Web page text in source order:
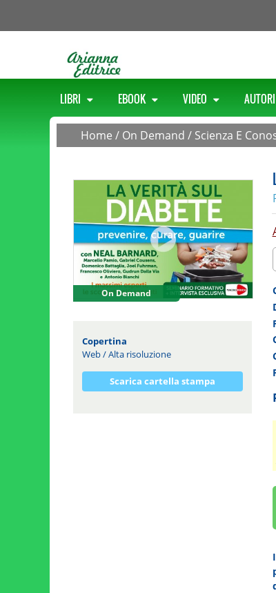
LIBRI EBOOK VIDEO AUTORI
Home / On Demand / Scienza E
On Demand
Copertina
Web/Alta risoluzione
Scarica cartella stampa